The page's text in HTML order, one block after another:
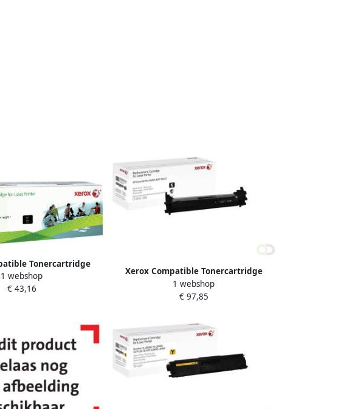
Tonercartridge
tbv HP CE410A 305A
zwart
1 webshop
€ 43,16
Xerox Compatible Tonercartridge
Xerox alternatief tbv HP CF230X 30X
zwart
1 webshop
€ 97,85